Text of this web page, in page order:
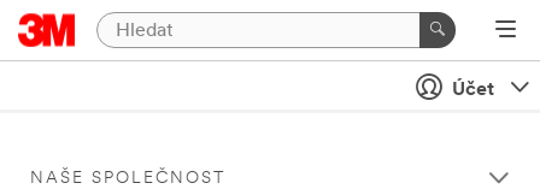
Účet
NAŠE SPOLEČNOST